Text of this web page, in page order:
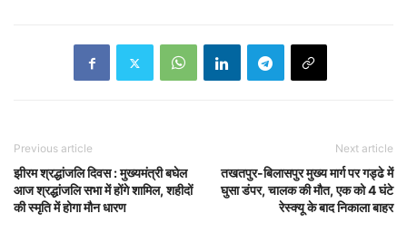
Previous article
झीरम श्रद्धांजलि दिवस : मुख्यमंत्री बघेल
आज श्रद्धांजलि सभा में होंगे शामिल, शहीदों
की स्मृति में होगा मौन धारण
Next article
तखतपुर-बिलासपुर मुख्य मार्ग पर गड्ढे में
घुसा डंपर, चालक की मौत, एक को 4 घंटे
रेस्क्यू के बाद निकाला बाहर